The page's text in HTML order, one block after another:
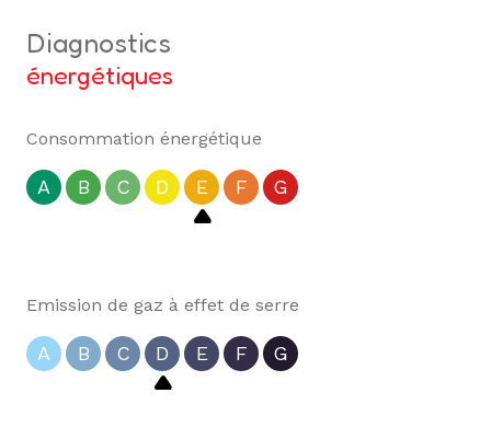
diagnostics
énergétiques
Consommation énergétique
A B C D E F G
Emission de gaz à effet de serre
A B C D E F G